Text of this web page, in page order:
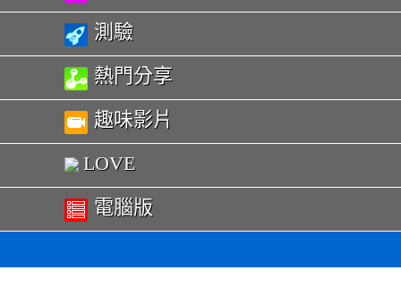
測驗
熱門分享
趣味影片
LOVE
電腦版